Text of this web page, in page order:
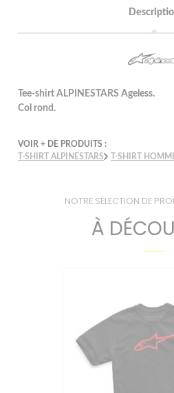
Tee-shirt ALPINESTARS Ageless.
Col rond.
VOIR + DE PRODUITS :
T-SHIRT ALPINESTARS
T-SHIRT
NOTRE SÉLECTION DE
À